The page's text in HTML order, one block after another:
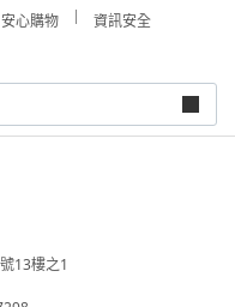
安心購物
資訊安全
13樓之1